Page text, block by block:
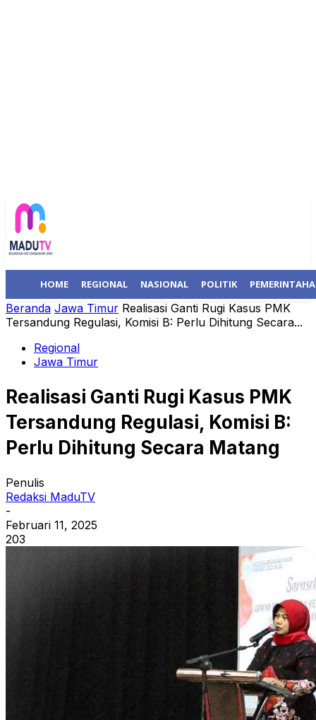
HOME REGIONAL NASIONAL POLITIK
Beranda Jawa Timur Realisasi Ganti Rugi Kasus PMK
Tersandung Regulasi, Komisi B: Perlu Dihitung Secara...
Regional
Jawa Timur
Realisasi Ganti Rugi Kasus PMK
Tersandung Regulasi, Komisi B:
Perlu Dihitung Secara Matang
Penulis
Redaksi MaduTV
-
Februari 11, 2025
203